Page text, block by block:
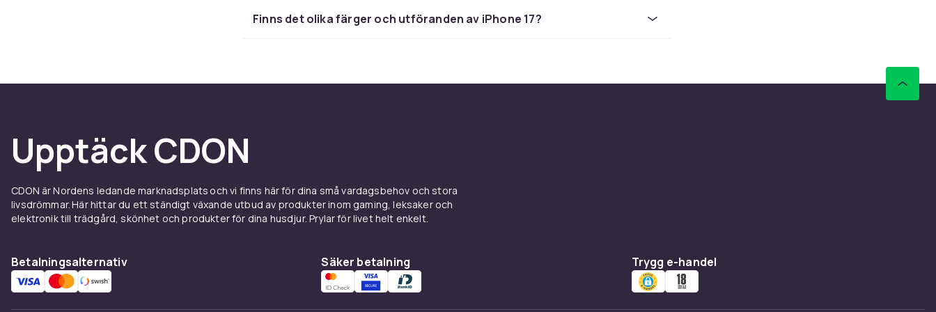
huvudobjektivet fångar mer ljus och detaljer, vilket ger skarpare bilder i alla
ljusförhållanden – från soliga dagar till mörka kvällar. Apple Intelligence är djupt
Batteri, laddning och prestanda för hela
dagen
tänka på laddning. Det energieffektiva chipet, i kombination med iOS-optimeringar,
ger en batteritid som överträffar föregångaren. När det väl är dags att ladda
stöder iPhone 17 snabbladdning via USB-C och trådlös laddning med MagSafe. Det
Finns det olika färger och utföranden av iPhone 17?
Upptäck CDON
CDON är Nordens ledande marknadsplats och vi finns här för dina små vardagsbehov och stora
livsdrömmar. Här hittar du ett ständigt växande utbud av produkter inom gaming, leksaker och
elektronik till trädgård, skönhet och produkter för dina husdjur. Prylar för livet helt enkelt.
Betalningsalternativ Säker betalning Trygg e-handel